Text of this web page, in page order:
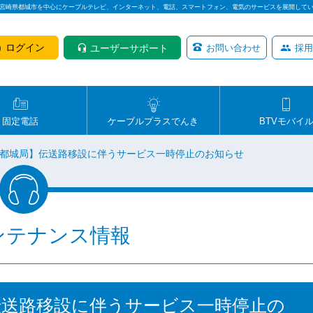
崎県都城市を中心にケーブルテレビ、インターネット、電話、スマートフォン、電気のサービスを展開して
ログイン ユーザーサポート お問い合わせ 採
固定電話 ケーブルプラスでんき BTVモバイ
城局】伝送路移設に伴うサービス一時停止のお知らせ
ナンス情報
路移設に伴うサービス一時停止の